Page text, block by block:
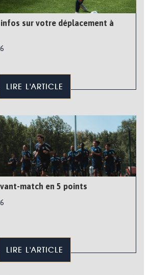
infos sur votre déplacement à
LIRE L'ARTICLE
match en 5 points
LIRE L'ARTICLE